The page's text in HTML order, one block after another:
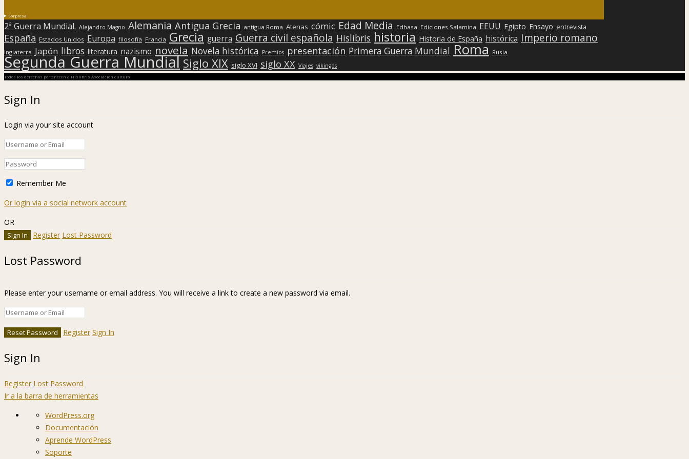
Sorpresa
2ª Guerra Mundial. Alejandro Magno Alemania Antigua Grecia antigua Roma Atenas cómic Edad Media Edhasa Ediciones Salamina EEUU Egipto Ensayo entrevista
España Estados Unidos Europa filosofía Francia Grecia guerra Guerra civil española Hislibris historia Historia de España histórica Imperio romano
Inglaterra Japón libros literatura nazismo novela Novela histórica Premios presentación Primera Guerra Mundial Roma Rusia
Segunda Guerra Mundial Siglo XIX siglo XVI siglo XX Viajes vikingos
Todos los derechos pertenecen a Hislibris Asociación cultural
Sign In
Login via your site account
Remember Me
Or login via a social network account
OR
Register Lost Password
Lost Password
Please enter your username or email address. You will receive a link to create a new password via email.
Register Sign In
Sign In
Register Lost Password
Ir a la barra de herramientas
Acerca
WordPress
WordPress.org
Documentación
Aprende WordPress
Soporte